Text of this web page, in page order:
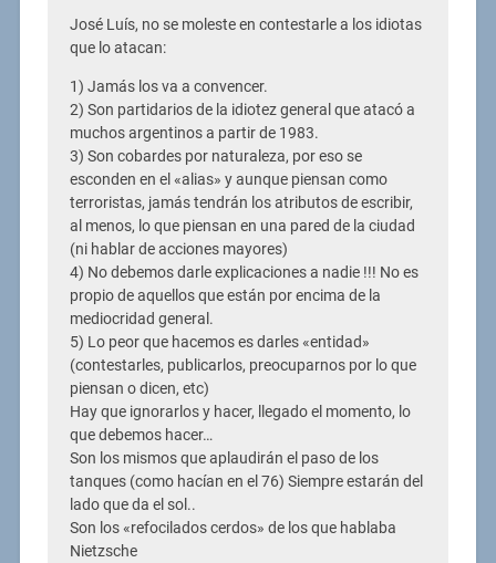
José Luís, no se moleste en contestarle a los idiotas
que lo atacan:
1) Jamás los va a convencer.
2) Son partidarios de la idiotez general que atacó a
muchos argentinos a partir de 1983.
3) Son cobardes por naturaleza, por eso se
esconden en el «alias» y aunque piensan como
terroristas, jamás tendrán los atributos de escribir,
al menos, lo que piensan en una pared de la ciudad
(ni hablar de acciones mayores)
4) No debemos darle explicaciones a nadie !!! No es
propio de aquellos que están por encima de la
mediocridad general.
5) Lo peor que hacemos es darles «entidad»
(contestarles, publicarlos, preocuparnos por lo que
piensan o dicen, etc)
Hay que ignorarlos y hacer, llegado el momento, lo
que debemos hacer…
Son los mismos que aplaudirán el paso de los
tanques (como hacían en el 76) Siempre estarán del
lado que da el sol..
Son los «refocilados cerdos» de los que hablaba
Nietzsche